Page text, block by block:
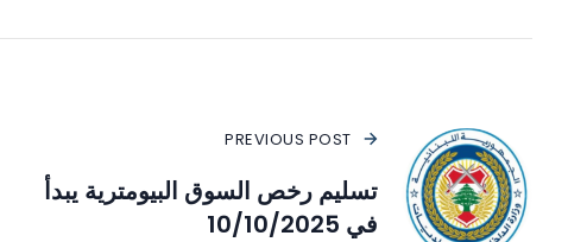
PREVIOUS POST
تسليم رخص السوق البيومترية يبدأ
في 10/10/2025